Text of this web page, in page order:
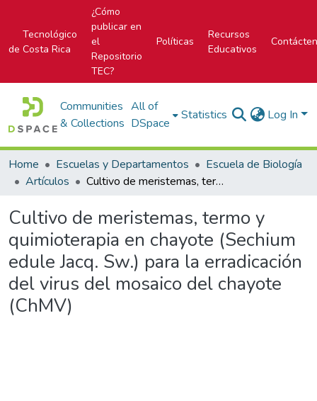
Tecnológico
de Costa Rica
¿Cómo
publicar en
el
Repositorio
TEC?
Políticas
Recursos
Educativos
Communities
& Collections
All of
DSpace
Statistics Log In
Home Escuelas y Departamentos
Escuela de Biología
Artículos
Cultivo de meristemas, termo y quimioterapia en chayote (Sechium edule Jacq. Sw.) para la erradicación del virus del mosaico del chayote (ChMV)
Cultivo de meristemas, termo y
quimioterapia en chayote (Sechium
edule Jacq. Sw.) para la erradicación
del virus del mosaico del chayote
(ChMV)